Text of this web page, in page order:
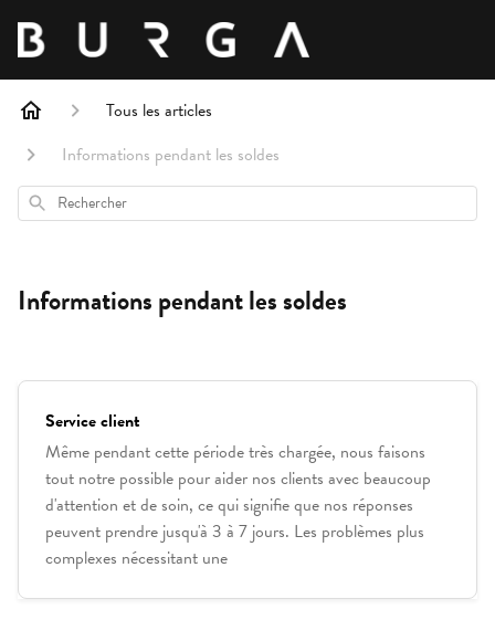
Tous les articles
Informations pendant les soldes
Rechercher
Informations pendant les soldes
Service client
Même pendant cette période très chargée, nous faisons
tout notre possible pour aider nos clients avec beaucoup
d'attention et de soin, ce qui signifie que nos réponses
peuvent prendre jusqu'à 3 à 7 jours. Les problèmes plus
complexes nécessitant une